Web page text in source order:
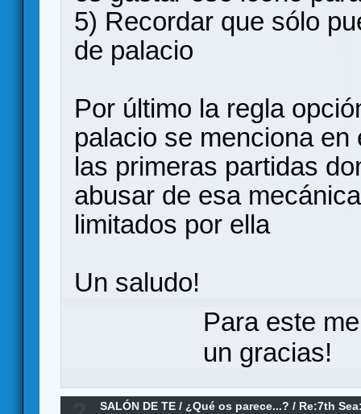
5) Recordar que sólo
de palacio
Por último la regla
palacio se menciona
las primeras partidas
abusar de esa
limitados por ella
Un saludo!
Para este
un gracias!
SALÓN DE TE / ¿Qué os parece...? / Re:7th